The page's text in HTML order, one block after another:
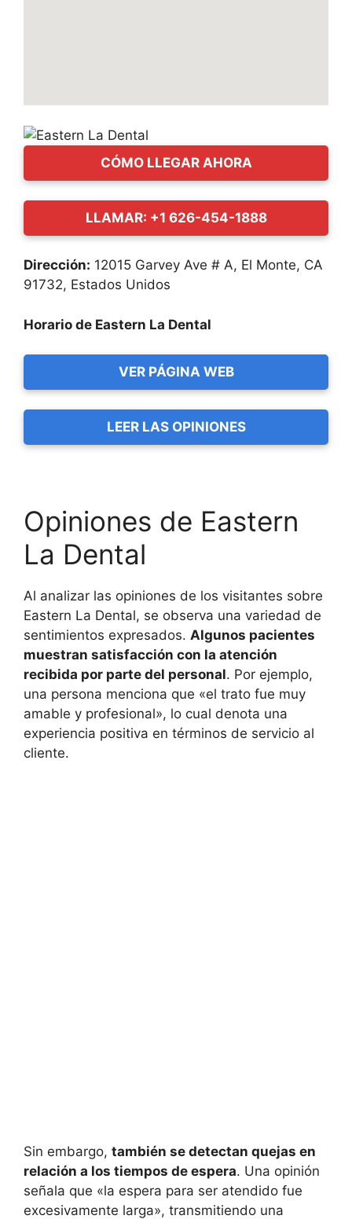
CÓMO LLEGAR AHORA
LLAMAR: +1 626-454-1888
Dirección: 12015 Garvey Ave # A, El Monte, CA
91732, Estados Unidos
Horario de Eastern La Dental
VER PÁGINA WEB
LEER LAS OPINIONES
Opiniones de Eastern
La Dental
Al analizar las opiniones de los visitantes sobre
Eastern La Dental, se observa una variedad de
sentimientos expresados. Algunos pacientes
muestran satisfacción con la atención
recibida por parte del personal. Por ejemplo,
una persona menciona que «el trato fue muy
amable y profesional», lo cual denota una
experiencia positiva en términos de servicio al
cliente.
Sin embargo, también se detectan quejas en
relación a los tiempos de espera. Una opinión
señala que «la espera para ser atendido fue
excesivamente larga», transmitiendo una